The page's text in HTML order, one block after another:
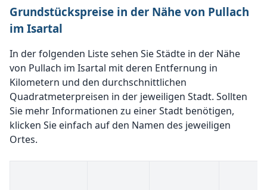
Grundstückspreise in der Nähe von Pullach
im Isartal
In der folgenden Liste sehen Sie Städte in der Nähe
von Pullach im Isartal mit deren Entfernung in
Kilometern und den durchschnittlichen
Quadratmeterpreisen in der jeweiligen Stadt. Sollten
Sie mehr Informationen zu einer Stadt benötigen,
klicken Sie einfach auf den Namen des jeweiligen
Ortes.